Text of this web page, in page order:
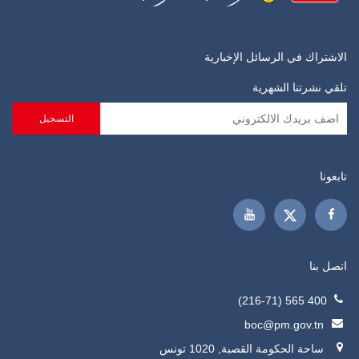
الاشتراك في الرسائل الإخبارية
تلقي نشرتنا الشهرية
تابعونا
اتصل بنا
400 565 (216-71)
boc@pm.gov.tn
ساحة الحكومة القصبة, 1020 تونس